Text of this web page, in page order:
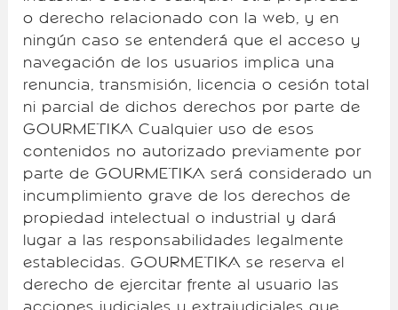
o derecho relacionado con la web, y en
ningún caso se entenderá que el acceso y
navegación de los usuarios implica una
renuncia, transmisión, licencia o cesión total
ni parcial de dichos derechos por parte de
GOURMETIKA Cualquier uso de esos
contenidos no autorizado previamente por
parte de GOURMETIKA será considerado un
incumplimiento grave de los derechos de
propiedad intelectual o industrial y dará
lugar a las responsabilidades legalmente
establecidas. GOURMETIKA se reserva el
derecho de ejercitar frente al usuario las
acciones judiciales y extrajudiciales que